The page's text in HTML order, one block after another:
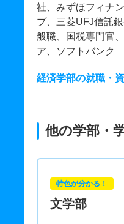
社、みずほフィナ
プ、三菱UFJ信託
般職、国税専門官
ア、ソフトバン
経済学部の就職・
他の学部・
特色が分かる！
文学部